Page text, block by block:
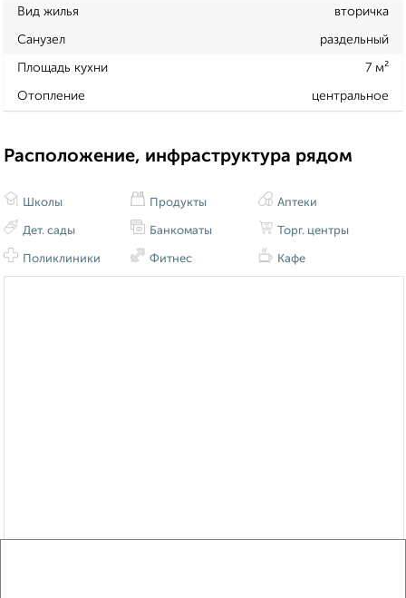
Вид жилья вторичка
Санузел раздельный
Площадь кухни 7 м²
Отопление центральное
Расположение, инфраструктура рядом
Школы
Дет. сады
Поликлиники
Продукты
Банкоматы
Фитнес
Аптеки
Торг. центры
Кафе